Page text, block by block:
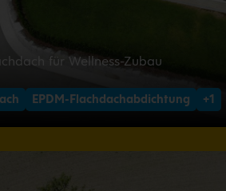
für Wellness-Zubau
EPDM-Flachdachabdichtung +1